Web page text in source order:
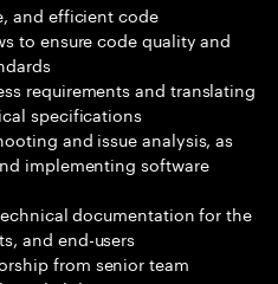
and efficient code
to ensure code quality and
requirements and translating
specifications
and issue analysis, as
implementing software
documentation for the
and end-users
from senior team